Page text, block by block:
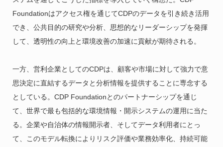
Foundationはアクセス権を通じてCDPのデータを引き続き活用
でき、公共目的の研究や分析、思想的なリーダーシップを発揮
して、透明性の向上と環境改善の加速に貢献が期待される。
一方、営利企業としてのCDPは、顧客や市場に対して強力で意
思決定に直結するデータと分析情報を提供することに専念する
としている。CDP Foundationとのパートナーシップを通じ
て、世界で最も包括的な環境情報・開示システムの運用に当た
る。企業や自治体の情報開示者、そしてデータ利用者にとっ
て、このモデル転換によりリスク評価や業務効率化、持続可能